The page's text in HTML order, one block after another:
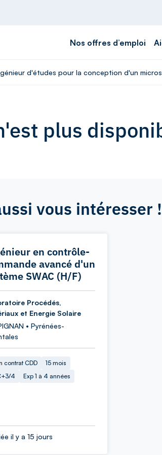
Nos offres d’emploi
d'études pour la conception d'un
plus
vous intéresser !
en contrôle-
avancé d'un
SWAC (H/F)
Procédés,
et Energie Solaire
• Pyrénées-
contrat CDD
15 mois
4
Exp 1 à 4 années
il y a 15 jours